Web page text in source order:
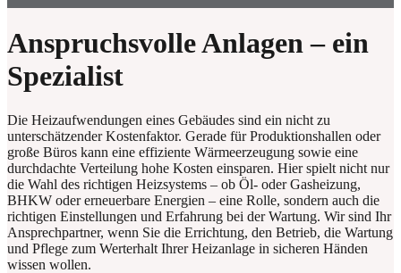
Anspruchsvolle Anlagen – ein
Spezialist
Die Heizaufwendungen eines Gebäudes sind ein nicht zu
unterschätzender Kostenfaktor. Gerade für Produktionshallen oder
große Büros kann eine effiziente Wärmeerzeugung sowie eine
durchdachte Verteilung hohe Kosten einsparen. Hier spielt nicht nur
die Wahl des richtigen Heizsystems – ob Öl- oder Gasheizung,
BHKW oder erneuerbare Energien – eine Rolle, sondern auch die
richtigen Einstellungen und Erfahrung bei der Wartung. Wir sind Ihr
Ansprechpartner, wenn Sie die Errichtung, den Betrieb, die Wartung
und Pflege zum Werterhalt Ihrer Heizanlage in sicheren Händen
wissen wollen.